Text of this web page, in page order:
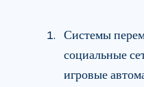
Системы
социальные
игровые